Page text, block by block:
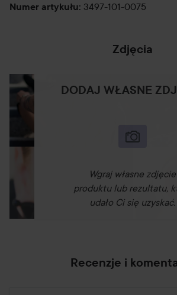
Numer artykułu: 3497-101-0075
Zdjęcia
DODAJ WŁASNE
Wgraj własne zdjęcie
produktu lub rezultatu,
udało Ci się uzyskać.
Recenzje i